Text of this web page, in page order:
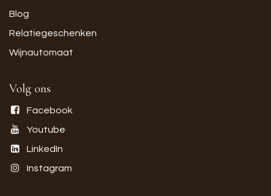
Blog
Relatiegeschenken
Wijnautomaat
Volg ons
Facebook
Youtube
LinkedIn
Instagram